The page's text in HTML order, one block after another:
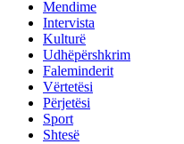
Mendime
Intervista
Kulturë
Udhëpërshkrim
Faleminderit
Vërtetësi
Përjetësi
Sport
Shtesë